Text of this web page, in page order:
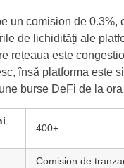
un comision de 0.3%,
de lichidități ale
rețeaua este
însă platforma este
burse DeFi de la
400+
Comision de